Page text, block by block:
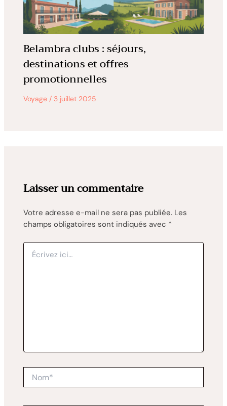
Belambra clubs : séjours,
destinations et offres
promotionnelles
Voyage/ 3 juillet 2025
Laisser un commentaire
Votre adresse e-mail ne sera pas publiée. Les
champs obligatoires sont indiqués avec *
Écrivez
ici…